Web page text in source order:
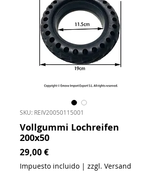
SKU: REIV20050115001
Vollgummi Lochreifen
200x50
29,00 €Precio
Impuesto incluido | zzgl. Versand